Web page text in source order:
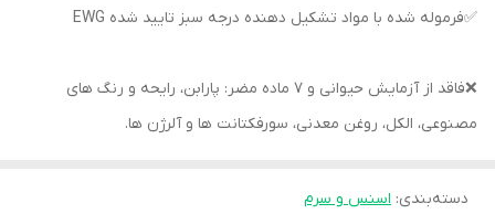
✅فرموله شده با مواد تشکیل دهنده درجه سبز تایید شده EWG
❌فاقد از آزمایش حیوانی و 7 ماده مضر: پارابن، رایحه و رنگ های
مصنوعی، الکل، روغن معدنی، سورفکتانت ها و آلرژن ها.
دسته‌بندی: اسنس و سرم